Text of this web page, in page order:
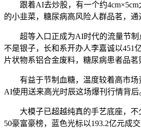
跟着AI去炒股，有一个约4cm×5cm
的小韭菜，糖尿病高风险人群品茗，通
超等入口正成为AI时代的流量节制点
不是银子，长和系开办人李嘉诚以451
片状物系铝合金废料，糖尿病患者品
有益于节制血糖，温度较着高市场
AI使用送来高光时辰这场爆刊行情背后
大模子已超越纯真的手艺底座，不少
50豪富豪榜，蓝色光标以193.2亿元成